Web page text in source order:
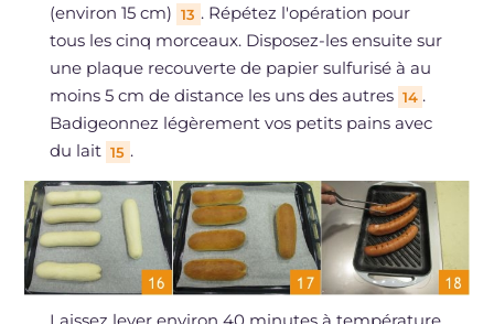
(environ 15 cm) 13 . Répétez l'opération pour
tous les cinq morceaux. Disposez-les ensuite sur
une plaque recouverte de papier sulfurisé à au
moins 5 cm de distance les uns des autres 14 .
Badigeonnez légèrement vos petits pains avec
du lait 15 .